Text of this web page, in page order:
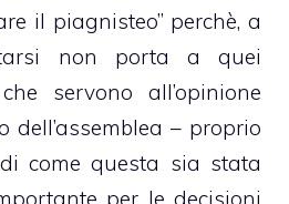
il piagnisteo” perchè, a
non porta a quei
servono all’opinione
dell’assemblea – proprio
come questa sia stata
per le decisioni